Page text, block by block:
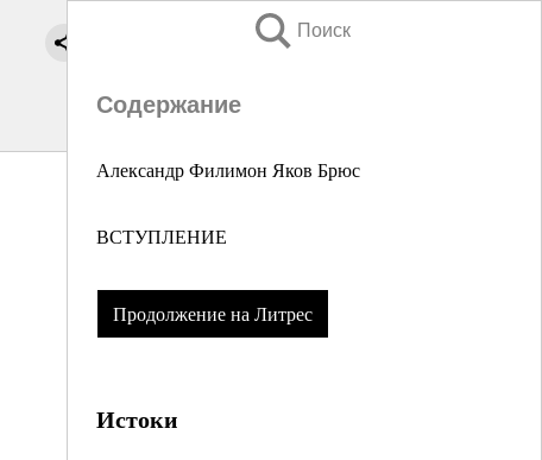
Поиск
Содержание
Александр Филимон Яков Брюс
ВСТУПЛЕНИЕ
Продолжение на Литрес
Истоки